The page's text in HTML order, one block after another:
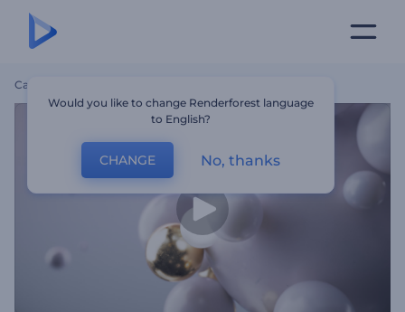
Casa
Would you like to change Renderforest language
to English?
CHANGE No, thanks